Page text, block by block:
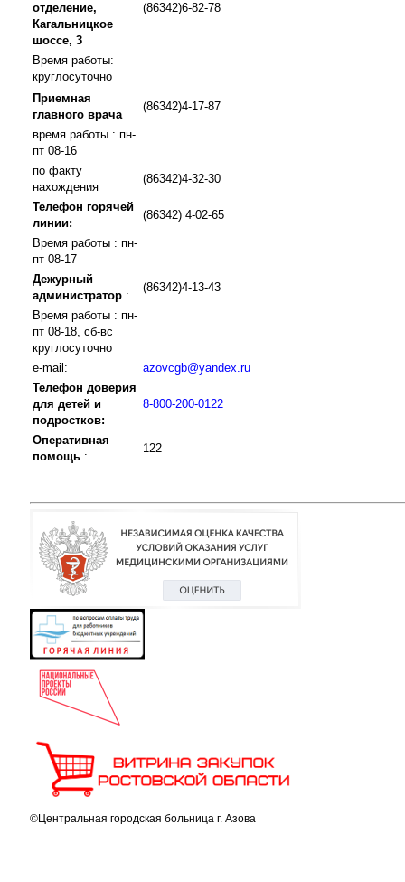
отделение,
Кагальницкое
шоссе, 3
(86342)6-82-78
Время работы:
круглосуточно
Приемная
главного врача
(86342)4-17-87
время работы : пн-
пт 08-16
по факту
нахождения
(86342)4-32-30
Телефон горячей
линии:
(86342) 4-02-65
Время работы : пн-
пт 08-17
Дежурный
администратор :
(86342)4-13-43
Время работы : пн-
пт 08-18, сб-вс
круглосуточно
e-mail:
azovcgb@yandex.ru
Телефон доверия
для детей и
подростков:
8-800-200-0122
Оперативная
помощь :
122
©Центральная городская больница г. Азова